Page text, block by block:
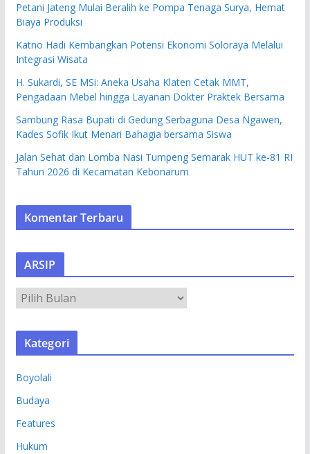
Petani Jateng Mulai Beralih ke Pompa Tenaga Surya, Hemat
Biaya Produksi
Katno Hadi Kembangkan Potensi Ekonomi Soloraya Melalui
Integrasi Wisata
H. Sukardi, SE MSi: Aneka Usaha Klaten Cetak MMT,
Pengadaan Mebel hingga Layanan Dokter Praktek Bersama
Sambung Rasa Bupati di Gedung Serbaguna Desa Ngawen,
Kades Sofik Ikut Menari Bahagia bersama Siswa
Jalan Sehat dan Lomba Nasi Tumpeng Semarak HUT ke-81 RI
Tahun 2026 di Kecamatan Kebonarum
Komentar Terbaru
ARSIP
R
S
Kategori
Boyolali
Budaya
Features
Hukum